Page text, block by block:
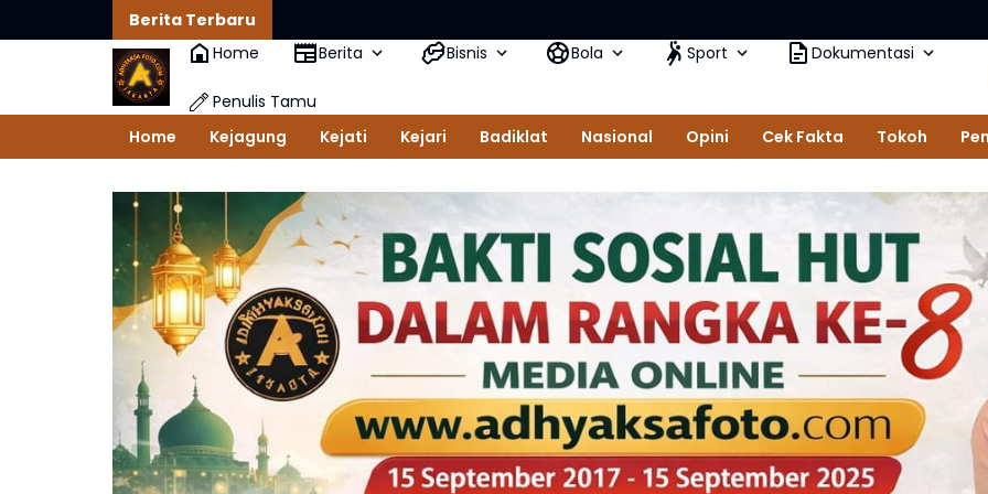
Berita Terbaru
Home
Berita Bisnis Bola Sport Dokumentasi
Penulis Tamu
Home
Kejagung Kejati Kejari Badiklat Nasional Opini Cek Fakta Tokoh